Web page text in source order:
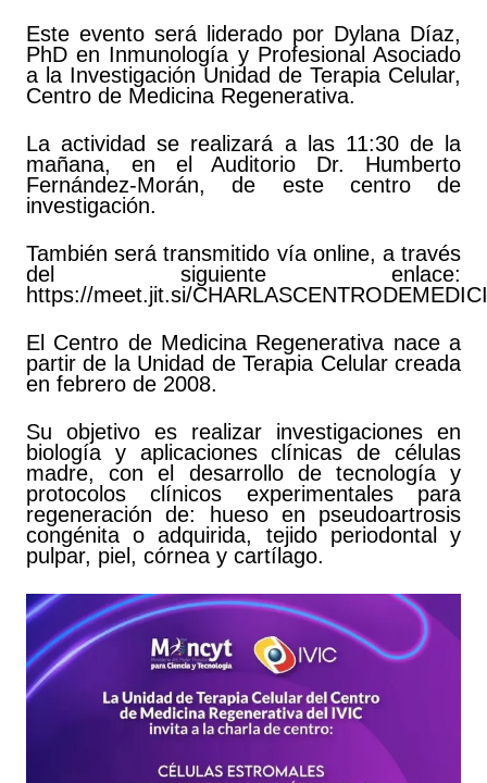
Este evento será liderado por Dylana Díaz,
PhD en Inmunología y Profesional Asociado
a la Investigación Unidad de Terapia Celular,
Centro de Medicina Regenerativa.
La actividad se realizará a las 11:30 de la
mañana, en el Auditorio Dr. Humberto
Fernández-Morán, de este centro de
investigación.
También será transmitido vía online, a través
del siguiente enlace:
https://meet.jit.si/
El Centro de Medicina Regenerativa nace a
partir de la Unidad de Terapia Celular creada
en febrero de 2008.
Su objetivo es realizar investigaciones en
biología y aplicaciones clínicas de células
madre, con el desarrollo de tecnología y
protocolos clínicos experimentales para
regeneración de: hueso en pseudoartrosis
congénita o adquirida, tejido periodontal y
pulpar, piel, córnea y cartílago.